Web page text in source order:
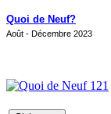
Quoi de Neuf?
Août - Décembre 2023